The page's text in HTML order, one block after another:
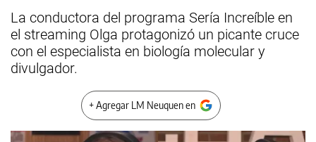
La conductora del programa Sería Increíble en
el streaming Olga protagonizó un picante cruce
con el especialista en biología molecular y
divulgador.
+ Agregar LM Neuquen en